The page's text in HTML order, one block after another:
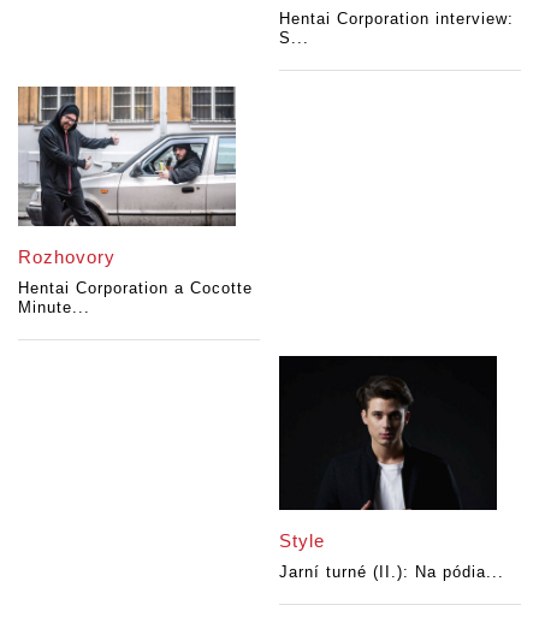
Hentai Corporation interview:
S...
Rozhovory
Hentai Corporation a Cocotte
Minute...
Style
Jarní turné (II.): Na pódia...